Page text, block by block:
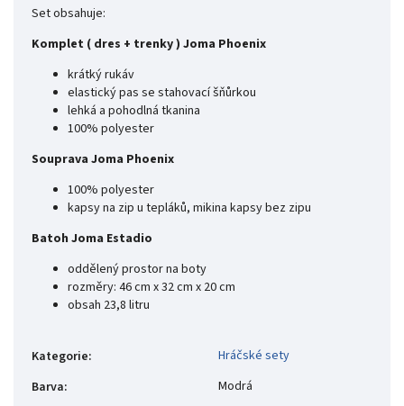
Set obsahuje:
Komplet ( dres + trenky ) Joma Phoenix
krátký rukáv
elastický pas se stahovací šňůrkou
lehká a pohodlná tkanina
100% polyester
Souprava Joma Phoenix
100% polyester
kapsy na zip u tepláků, mikina kapsy bez zipu
Batoh Joma Estadio
oddělený prostor na boty
rozměry: 46 cm x 32 cm x 20 cm
obsah 23,8 litru
Kategorie:
Hráčské sety
Barva:
Modrá